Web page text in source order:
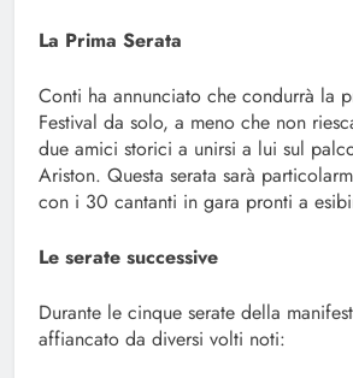
La Prima Serata
Conti ha annunciato che condurrà la
Festival da solo, a meno che non
due amici storici a unirsi a lui sul
Ariston. Questa serata sarà
con i 30 cantanti in gara pronti a
Le serate successive
Durante le cinque serate della
affiancato da diversi volti noti: